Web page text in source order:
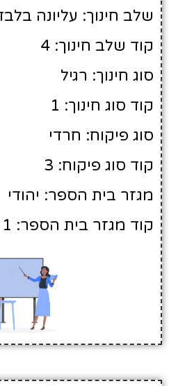
שלב חינוך: עליונה בלבד
קוד שלב חינוך: 4
סוג חינוך: רגיל
קוד סוג חינוך: 1
סוג פיקוח: חרדי
קוד סוג פיקוח: 3
מגזר בית הספר: יהודי
קוד מגזר בית הספר: 1